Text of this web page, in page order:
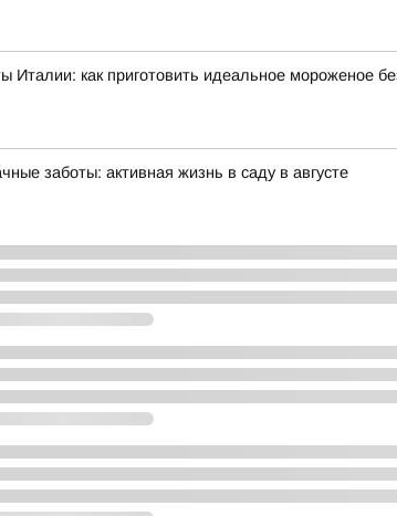
Италии: как приготовить идеальное мороженое
заботы: активная жизнь в саду в августе